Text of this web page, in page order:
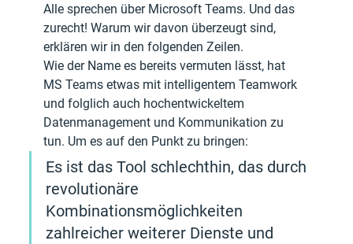
Alle sprechen über Microsoft Teams. Und das
zurecht! Warum wir davon überzeugt sind,
erklären wir in den folgenden Zeilen.
Wie der Name es bereits vermuten lässt, hat
MS Teams etwas mit intelligentem Teamwork
und folglich auch hochentwickeltem
Datenmanagement und Kommunikation zu
tun. Um es auf den Punkt zu bringen:
Es ist das Tool schlechthin, das durch
revolutionäre
Kombinationsmöglichkeiten
zahlreicher weiterer Dienste und